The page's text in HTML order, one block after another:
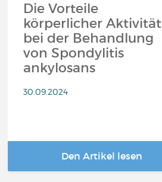
Die Vorteile
körperlicher Aktivität
bei der Behandlung
von Spondylitis
ankylosans
30.09.2024
Den Artikel lesen